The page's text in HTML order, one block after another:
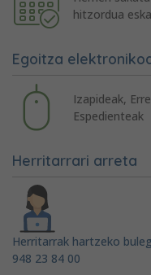
hitzordua
Egoitza
Izapideak,
Espedienteak
Herritarrari arreta
Herritarrak hartzeko
948 23 84 00